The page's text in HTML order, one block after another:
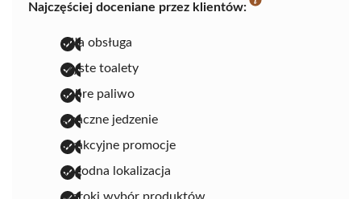
Najczęściej doceniane przez klientów:
miła obsługa
czyste toalety
dobre paliwo
smaczne jedzenie
atrakcyjne promocje
dogodna lokalizacja